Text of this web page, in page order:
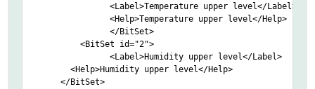
<Label>Temperature upper level</Label>
<Help>Temperature upper level</Help>
</BitSet>
<BitSet id="2">
<Label>Humidity upper level</Label>
<Help>Humidity upper level</Help>
</BitSet>